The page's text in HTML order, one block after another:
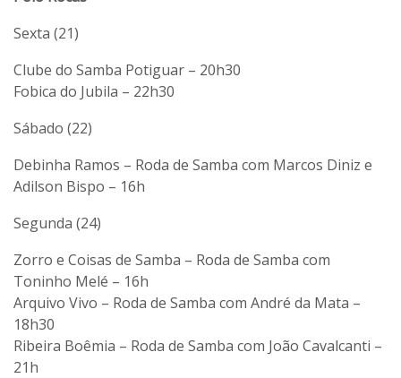
Sexta (21)
Clube do Samba Potiguar – 20h30
Fobica do Jubila – 22h30
Sábado (22)
Debinha Ramos – Roda de Samba com Marcos Diniz e
Adilson Bispo – 16h
Segunda (24)
Zorro e Coisas de Samba – Roda de Samba com
Toninho Melé – 16h
Arquivo Vivo – Roda de Samba com André da Mata –
18h30
Ribeira Boêmia – Roda de Samba com João Cavalcanti –
21h